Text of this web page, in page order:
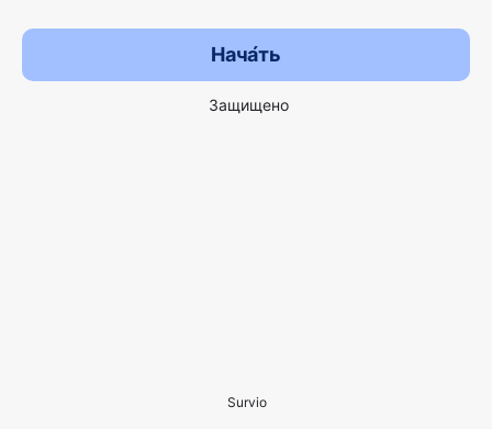
Нача́ть
Защищено
Survio